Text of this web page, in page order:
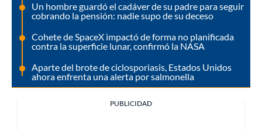
Un hombre guardó el cadáver de su padre para seguir
cobrando la pensión: nadie supo de su deceso
Cohete de SpaceX impactó de forma no planificada
contra la superficie lunar, confirmó la NASA
Aparte del brote de ciclosporiasis, Estados Unidos
ahora enfrenta una alerta por salmonella
PUBLICIDAD